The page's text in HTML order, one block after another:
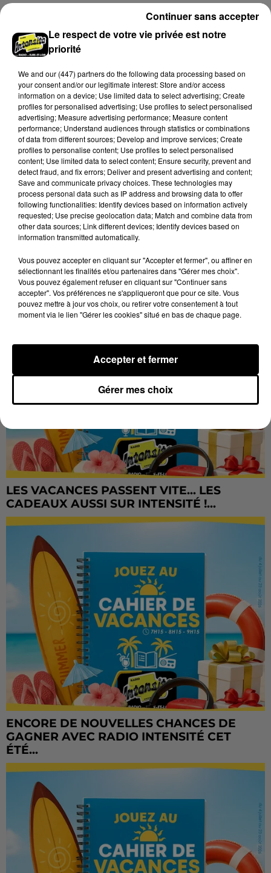
Stars'Terre 2026 : Philippe Palmieri dévoile
les ambitions d'un...
À quelques semaines de la première édition de
Stars'Terre, organisée du 18 au 20 septembre 2026 au
Château de Courtalain, Philippe Palmieri, président...
LES JEUX Voir plus
LES VACANCES PASSENT VITE... LES
CADEAUX AUSSI SUR INTENSITÉ !...
ENCORE DE NOUVELLES CHANCES DE
GAGNER AVEC RADIO INTENSITÉ CET
ÉTÉ...
Le respect de votre vie privée est notre
priorité
We and our (447) partnersdo the following data processing based on
your consent and/or our legitimate interest: Store and/or access
information on a device; Use limited data to select advertising; Create
profiles for personalised advertising; Use profiles to select personalised
advertising; Measure advertising performance; Measure content
performance; Understand audiences through statistics or combinations
of data from different sources; Develop and improve services; Create
profiles to personalise content; Use profiles to select personalised
content; Use limited data to select content; Ensure security, prevent and
detect fraud, and fix errors; Deliver and present advertising and content;
Save and communicate privacy choices. These technologies may
process personal data such as IP address and browsing data to offer
following functionalities: Identify devices based on information actively
requested; Use precise geolocation data; Match and combine data from
other data sources; Link different devices; Identify devices based on
information transmitted automatically.
Vous pouvez accepter en cliquant sur "Accepter et fermer", ou affiner en
sélectionnant les finalités et/ou partenaires dans "Gérer mes choix".
Vous pouvez également refuser en cliquant sur "Continuer sans
accepter". Vos préférences ne s'appliqueront que pour ce site. Vous
pouvez mettre à jour vos choix, ou retirer votre consentement à tout
moment via le lien "Gérer les cookies" situé en bas de chaque page.
Gérer mes choix
Accepter et fermer
Continuer sans accepter